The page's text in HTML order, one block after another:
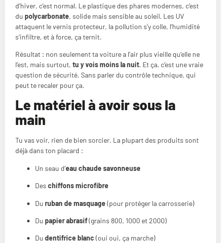
d’hiver, c’est normal. Le plastique des phares modernes, c’est
du polycarbonate, solide mais sensible au soleil. Les UV
attaquent le vernis protecteur, la pollution s’y colle, l’humidité
s’infiltre, et à force, ça ternit.
Résultat : non seulement ta voiture a l’air plus vieille qu’elle ne
l’est, mais surtout, tu y vois moins la nuit. Et ça, c’est une vraie
question de sécurité. Sans parler du contrôle technique, qui
peut te recaler pour ça.
Le matériel à avoir sous la
main
Tu vas voir, rien de bien sorcier. La plupart des produits sont
déjà dans ton placard :
Un seau d’eau chaude savonneuse
Des chiffons microfibre
Du ruban de masquage (pour protéger la carrosserie)
Du papier abrasif(grains 800, 1000 et 2000)
Du dentifrice blanc (oui oui, ça marche)